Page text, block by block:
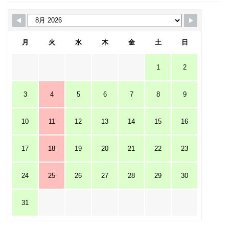
月 火 水 木 金 土 日
1 2
3 4 5 6 7 8 9
10 11 12 13 14 15 16
17 18 19 20 21 22 23
24 25 26 27 28 29 30
31